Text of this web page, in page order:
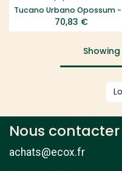
70,83 €
Nous contacter
achats@ecox.fr